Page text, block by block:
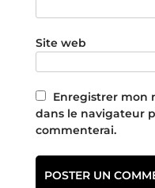
Site web
Enregistrer mon
dans le navigateur
commenterai.